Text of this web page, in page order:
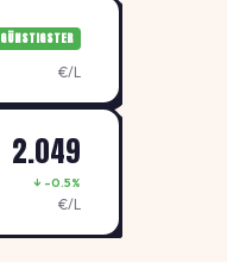
GÜNSTIGSTER
€/L
2.049
↓ -0.5%
€/L